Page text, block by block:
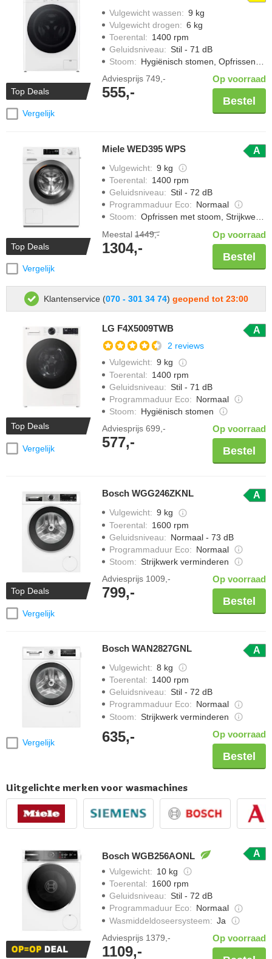
Top Deals
Vergelijk
Vulgewicht wassen: 9 kg
Vulgewicht drogen: 6 kg
Toerental: 1400 rpm
Geluidsniveau: Stil - 71 dB
Stoom: Hygiënisch stomen, Opfrissen met stoom
Adviesprijs 749,-
555,-
Op voorraad
Bestel
Top Deals
Vergelijk
Miele WED395 WPS A
Vulgewicht: 9 kg
Toerental: 1400 rpm
Geluidsniveau: Stil - 72 dB
Programmaduur Eco: Normaal
Stoom: Opfrissen met stoom, Strijkwerk verminderen
Meestal 1449,-
1304,-
Op voorraad
Bestel
Klantenservice (070 - 301 34 74) geopend tot 23:00
Top Deals
Vergelijk
LG F4X5009TWB A
2 reviews
Vulgewicht: 9 kg
Toerental: 1400 rpm
Geluidsniveau: Stil - 71 dB
Programmaduur Eco: Normaal
Stoom: Hygiënisch stomen
Adviesprijs 699,-
577,-
Op voorraad
Bestel
Top Deals
Vergelijk
Bosch WGG246ZKNL A
Vulgewicht: 9 kg
Toerental: 1600 rpm
Geluidsniveau: Normaal - 73 dB
Programmaduur Eco: Normaal
Stoom: Strijkwerk verminderen
Adviesprijs 1009,-
799,-
Op voorraad
Bestel
Vergelijk
Bosch WAN2827GNL A
Vulgewicht: 8 kg
Toerental: 1400 rpm
Geluidsniveau: Stil - 72 dB
Programmaduur Eco: Normaal
Stoom: Strijkwerk verminderen
635,- Op voorraad
Bestel
Uitgelichte merken voor wasmachines
Bosch WGB256AONL A
Vulgewicht: 10 kg
Toerental: 1600 rpm
Geluidsniveau: Stil - 72 dB
Programmaduur Eco: Normaal
Wasmiddeldoseersysteem: Ja
Adviesprijs 1379,-
1109,-
Op voorraad